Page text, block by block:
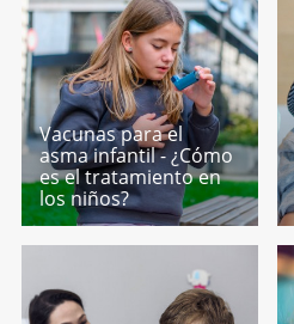
Vacunas para el
asma infantil - ¿Cómo
es el tratamiento en
los niños?